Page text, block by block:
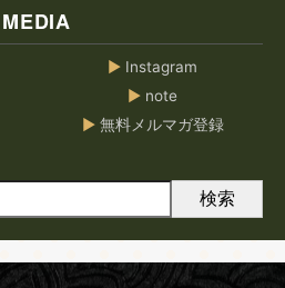
MEDIA
▶ Instagram
▶ note
▶無料メルマガ登録
検索